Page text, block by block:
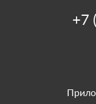
+7